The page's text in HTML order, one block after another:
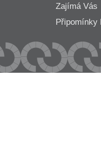
Zajímá Vás
Připomínky